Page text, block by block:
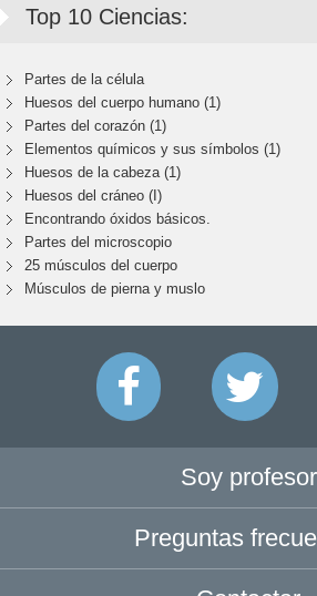
Top 10 Ciencias:
Partes de la célula
Huesos del cuerpo humano (1)
Partes del corazón (1)
Elementos químicos y sus símbolos (1)
Huesos de la cabeza (1)
Huesos del cráneo (I)
Encontrando óxidos básicos.
Partes del microscopio
25 músculos del cuerpo
Músculos de pierna y muslo
Soy profesor
Preguntas